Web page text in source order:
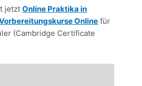
jetztOnline Praktika in
Online für
(Cambridge Certificate